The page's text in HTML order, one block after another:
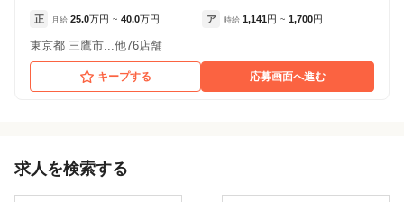
正 月給 25.0万円 ~ 40.0万円 ア 時給 1,141円 ~ 1,700円
東京都 三鷹市...他76店舗
キープする 応募画面へ進む
求人を検索する